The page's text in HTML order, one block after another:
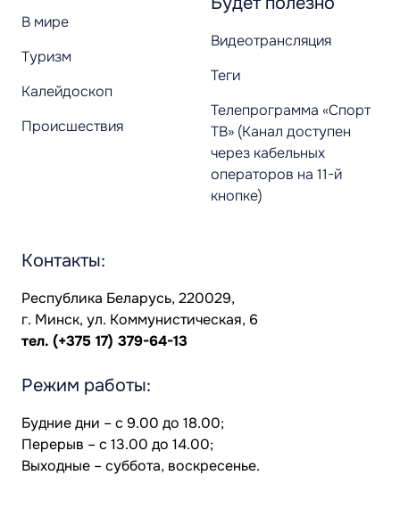
В мире
Туризм
Калейдоскоп
Происшествия
Видеотрансляция
Теги
Телепрограмма «Спорт
ТВ» (Канал доступен
через кабельных
операторов на 11-й
кнопке)
Контакты:
Республика Беларусь, 220029,
г. Минск, ул. Коммунистическая, 6
тел. (+375 17) 379-64-13
Режим работы:
Будние дни – с 9.00 до 18.00;
Перерыв – с 13.00 до 14.00;
Выходные – суббота, воскресенье.